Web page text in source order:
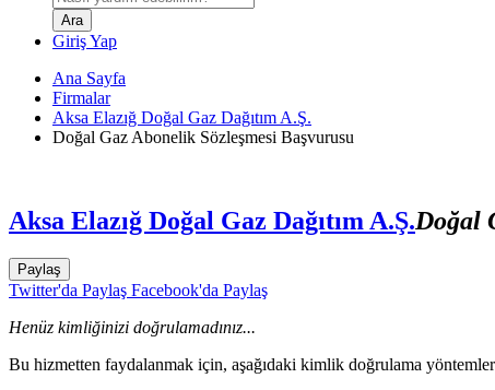
Giriş Yap
Ana Sayfa
Firmalar
Aksa Elazığ Doğal Gaz Dağıtım A.Ş.
Doğal Gaz Abonelik Sözleşmesi Başvurusu
Aksa Elazığ Doğal Gaz Dağıtım A.Ş.Doğal
Paylaş
Twitter'da Paylaş Facebook'da Paylaş
Henüz kimliğinizi doğrulamadınız...
Bu hizmetten faydalanmak için, aşağıdaki kimlik doğrulama